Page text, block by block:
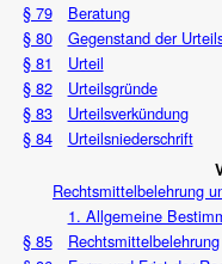
§ 79
Beratung
§ 80
Gegenstand der
§ 81
Urteil
§ 82
Urteilsgründe
§ 83
Urteilsverkündung
§ 84
Urteilsniederschrift
Rechtsmittelbelehrung
1. Allgemeine
§ 85
Rechtsmittelbelehrung